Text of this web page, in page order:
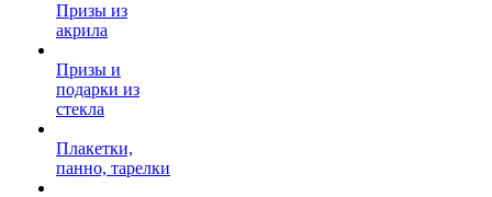
Призы из
акрила
Призы и
подарки из
стекла
Плакетки,
панно, тарелки